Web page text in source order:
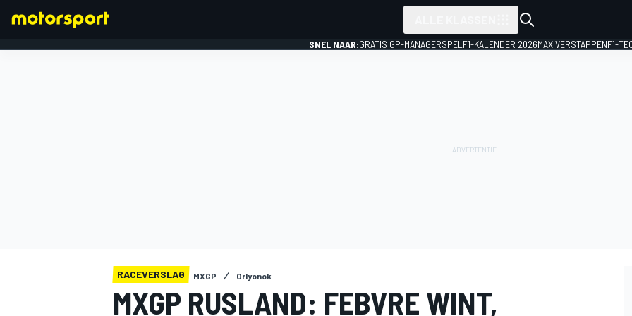
SNEL NAAR:GRATIS GP-MANAGERSPEL F1-KALENDER 2026MAX VERSTAPPENF1-
RACEVERSLAG MXGP Orlyonok
MXGP RUSLAND: FEBVRE WINT,